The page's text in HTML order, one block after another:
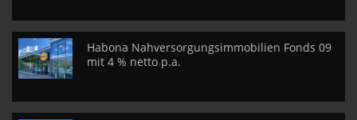
Habona Nahversorgungsimmobilien Fonds 09
mit 4 % netto p.a.